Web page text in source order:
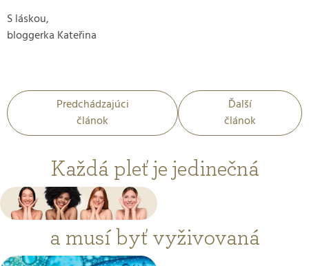
S láskou,
bloggerka Kateřina
Predchádzajúci
článok
Ďalší
článok
Každá pleť je jedinečná
a musí byť vyživovaná